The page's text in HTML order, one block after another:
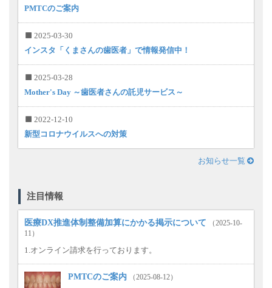
PMTCのご案内
2025-03-30
インスタ「くまさんの歯医者」で情報発信中！
2025-03-28
Mother's Day ～歯医者さんの託児サービス～
2022-12-10
新型コロナウイルスへの対策
お知らせ一覧
注目情報
医療DX推進体制整備加算にかかる掲示について
（2025-10-
11）
1.オンライン請求を行っております。
PMTCのご案内 （2025-08-12）